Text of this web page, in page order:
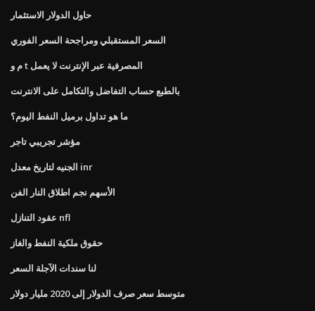
حاول الدولار الاستثمار
السعر المستقبلي ومراجحة السعر الفوري
م و t المصرفية عبر الإنترنت لا يعمل
بالطبع حساب التفاضل والتكامل على الانترنت
ما هو تداول برميل النفط اليوم؟
مؤشر تجريبي تاجر
الجنيه لتاريخ معدل inr
الأسهم نجم اطلاق النار الفن
عقود التنازل nfl
حقوق ملكية النفط والغاز
لنا سندات الآجلة السعر
متوسط ​​سعر صرف الدولار إلى 2020 مليار دولار